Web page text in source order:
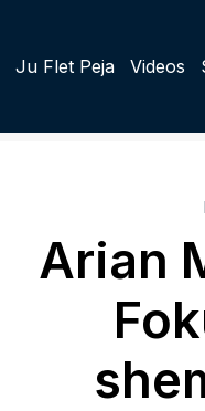
Ju Flet Peja Videos
Arian